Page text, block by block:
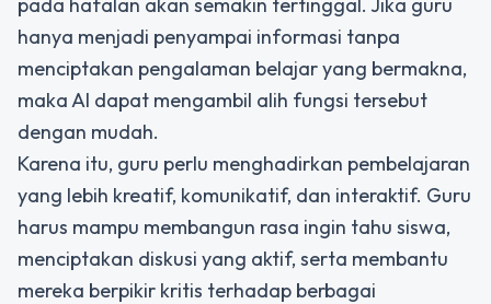
hanya menjadi penyampai informasi tanpa
menciptakan pengalaman belajar yang bermakna,
maka AI dapat mengambil alih fungsi tersebut
dengan mudah.
Karena itu, guru perlu menghadirkan pembelajaran
yang lebih kreatif, komunikatif, dan interaktif. Guru
harus mampu membangun rasa ingin tahu siswa,
menciptakan diskusi yang aktif, serta membantu
mereka berpikir kritis terhadap berbagai